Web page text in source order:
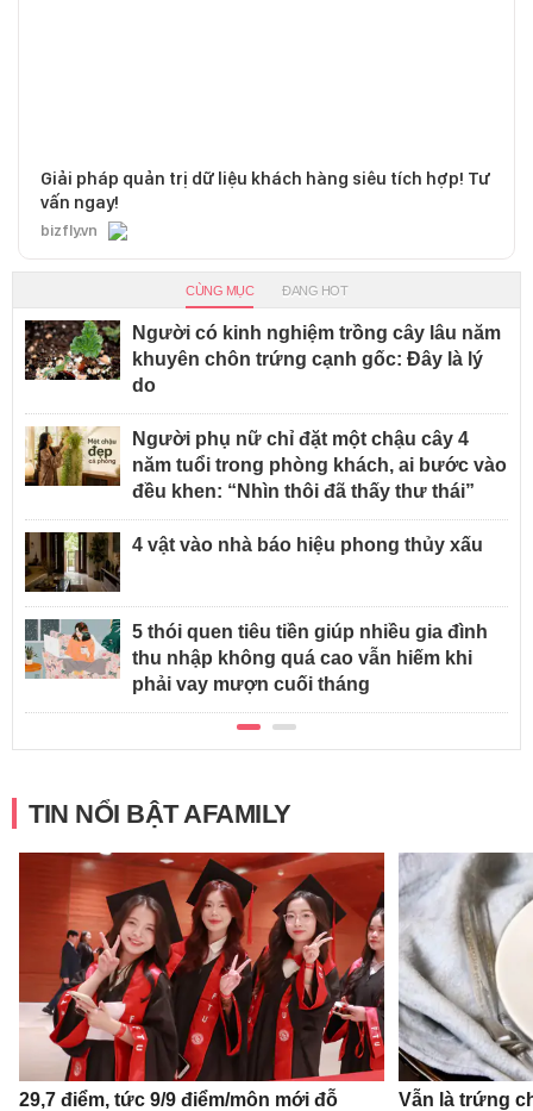
Giải pháp quản trị dữ liệu khách hàng siêu tích hợp! Tư
vấn ngay!
bizfly.vn
CÙNG MỤC ĐANG HOT
Người có kinh nghiệm trồng cây lâu năm
khuyên chôn trứng cạnh gốc: Đây là lý
do
Người phụ nữ chỉ đặt một chậu cây 4
năm tuổi trong phòng khách, ai bước vào
đều khen: “Nhìn thôi đã thấy thư thái”
4 vật vào nhà báo hiệu phong thủy xấu
5 thói quen tiêu tiền giúp nhiều gia đình
thu nhập không quá cao vẫn hiếm khi
phải vay mượn cuối tháng
TIN NỔI BẬT AFAMILY
29,7 điểm, tức 9/9 điểm/môn mới đỗ
Vẫn là trứng